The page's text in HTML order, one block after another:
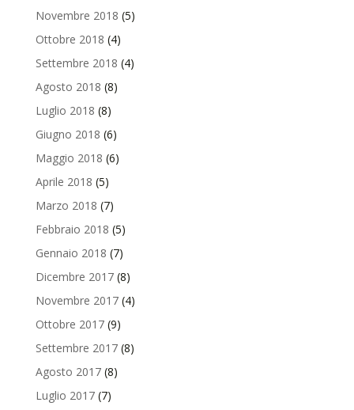
Novembre 2018 (5)
Ottobre 2018 (4)
Settembre 2018 (4)
Agosto 2018 (8)
Luglio 2018 (8)
Giugno 2018 (6)
Maggio 2018 (6)
Aprile 2018 (5)
Marzo 2018 (7)
Febbraio 2018 (5)
Gennaio 2018 (7)
Dicembre 2017(8)
Novembre 2017(4)
Ottobre 2017(9)
Settembre 2017(8)
Agosto 2017(8)
Luglio 2017(7)